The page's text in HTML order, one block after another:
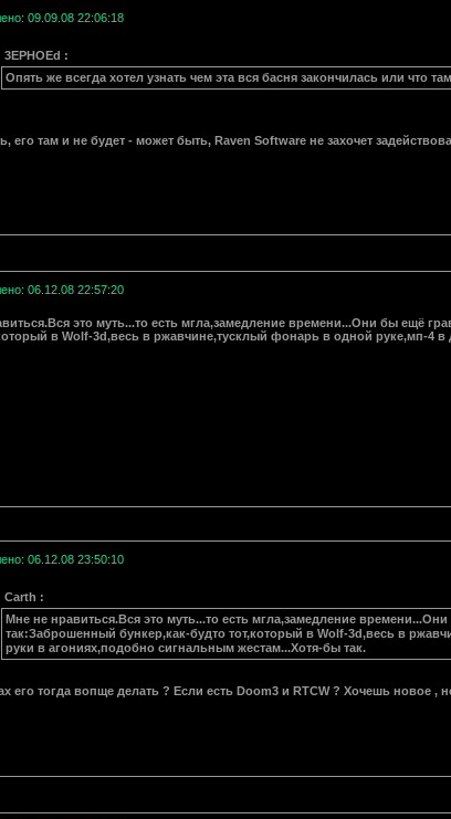
09.09.08 22:06:18
3EPHOEd :
Опять же всегда хотел узнать чем эта вся басня закончилась или что
его там и не будет - может быть, Raven Software не захочет
06.12.08 22:57:20
это муть...то есть мгла,замедление времени...Они бы ещё
в Wolf-3d,весь в ржавчине,тусклый фонарь в одной руке,мп-4
06.12.08 23:50:10
Carth :
Мне не нравиться.Вся это муть...то есть мгла,замедление
так:Заброшенный бункер,как-будто тот,который в Wolf-3d,весь в
руки в агониях,подобно сигнальным жестам...Хотя-бы так.
его тогда вопще делать ? Если есть Doom3 и RTCW ? Хочешь новое ,